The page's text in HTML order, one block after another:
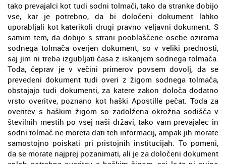
tako prevajalci kot tudi sodni tolmači, tako da stranke dobijo
vse, kar je potrebno, da bi določeni dokument lahko
uporabljali kot katerikoli drugi pravno veljavni dokument. S
samim tem, da dobijo s strani pooblaščene osebe oziroma
sodnega tolmača overjen dokument, so v veliki prednosti,
saj jim ni treba izgubljati časa z iskanjem sodnega tolmača.
Toda, čeprav je v večini primerov povsem dovolj, da se
prevedeni dokument tudi overi z žigom sodnega tolmača,
obstajajo tudi dokumenti, za katere zakon določa dodatno
vrsto overitve, poznano kot haški Apostille pečat. Toda za
overitev s haškim žigom so zadolžena okrožna sodišča v
številnih mestih po vsej naši državi, tako vam prevajalec in
sodni tolmač ne moreta dati teh informacij, ampak jih morate
samostojno poiskati pri pristojnih institucijah. To pomeni,
da se morate najprej pozanimati, ali je za določeni dokument